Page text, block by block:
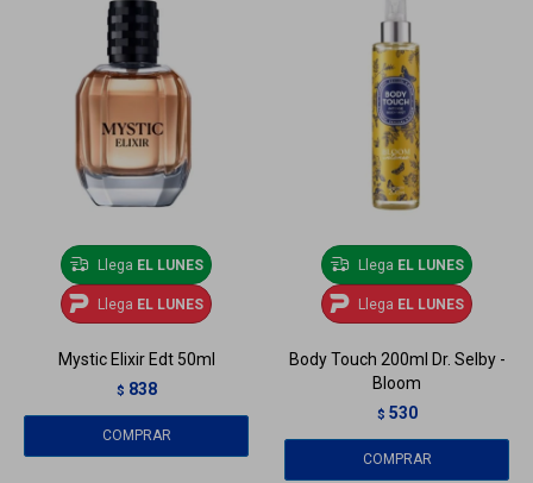
Llega EL LUNES
Llega EL LUNES
Mystic Elixir Edt 50ml
$ 838
Llega EL LUNES
Llega EL LUNES
Body Touch 200ml Dr. Selby -
Bloom
$ 530